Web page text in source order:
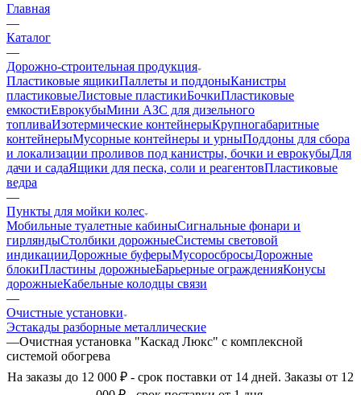
Главная
—
Каталог
—
Дорожно-строительная продукция
Пластиковые ящикиПаллеты и поддоныКанистры
пластиковыеЛистовые пластикиБочкиПластиковые
емкостиЕврокубыМини АЗС для дизельного
топливаИзотермические контейнерыКрупногабаритные
контейнерыМусорные контейнеры и урныПоддоны для сбора
и локализации проливов под канистры, бочки и еврокубыДля
дачи и садаЯщики для песка, соли и реагентовПластиковые
ведра
—
Пункты для мойки колес
Мобильные туалетные кабиныСигнальные фонари и
гирляндыСтолбики дорожныеСистемы световой
индикацииДорожные буферыМусоросбросыДорожные
блокиПластины дорожныеБарьерные огражденияКонусы
дорожныеКабельные колодцы связи
—
Очистные установки
Эстакады разборные металлические
—Очистная установка "Каскад Люкс" с комплексной
системой обогрева
На заказы до 12 000 ₽ - срок поставки от 14 дней. Заказы от 12